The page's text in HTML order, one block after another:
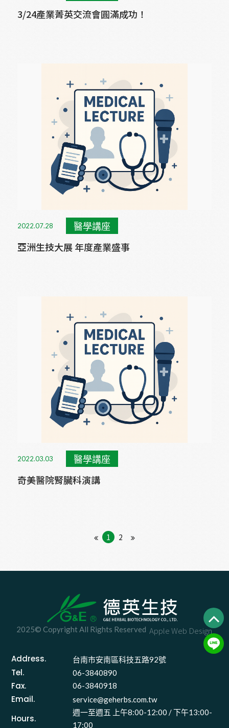
3/24產業菁英交流會圓滿成功！
2022.07.28 醫學講座
亞洲生技大展 年度產業盛事
2022.03.03 醫學講座
奇美醫院腎臟科演講
1 2
2025© Copyright All Rights Reserved Apple Web Design
Address. 台南市安南區科技五路92號
Tel. 06-3840890
Fax. 06-3840918
Email. service@geherbs.com.tw
Hours.
週一至週五 上午8:00-12:00 / 下午13:00-
17:00